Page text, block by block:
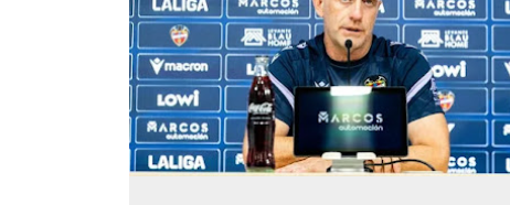
ACTUALIDAD ETTA EYONG JULIÁN CALERO
LEVANTE UD